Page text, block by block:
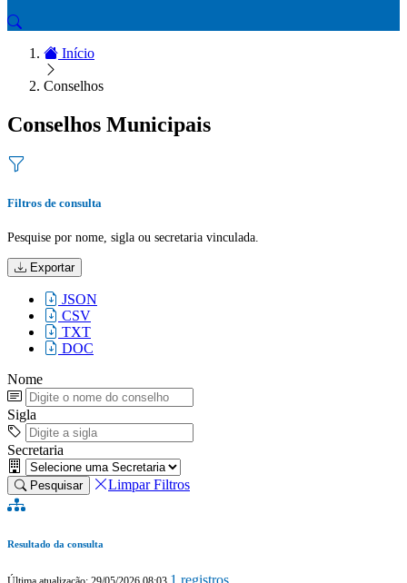
Início
Conselhos
Conselhos Municipais
Filtros de consulta
Pesquise por nome, sigla ou secretaria vinculada.
Exportar
JSON
CSV
TXT
DOC
Nome
Sigla
Secretaria
Pesquisar Limpar Filtros
Resultado da consulta
1 registros